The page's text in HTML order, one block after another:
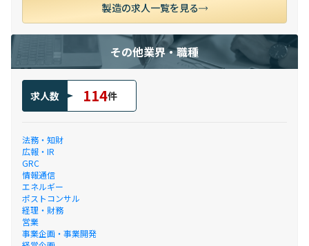
製造の求人一覧を見る
その他業界・職種
求人数 114件
法務・知財
広報・IR
GRC
情報通信
エネルギー
ポストコンサル
経理・財務
営業
事業企画・事業開発